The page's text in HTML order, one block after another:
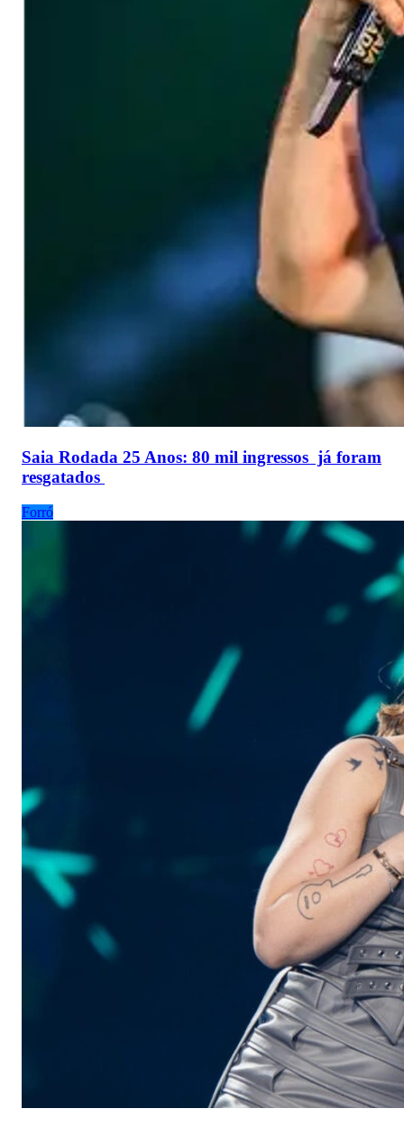
Saia Rodada 25 Anos: 80 mil ingressos já foram
resgatados
Forró